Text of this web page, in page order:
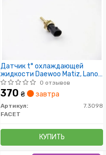
Датчик t° охлаждающей
жидкости Daewoo Matiz, Lanos
1.4,1.5,1.6, Nubira I/II
0 отзывов
370 ₴ завтра
Артикул:
7.3098
FACET
КУПИТЬ